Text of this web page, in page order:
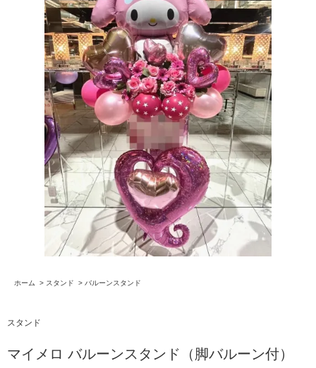
ホーム > スタンド > バルーンスタンド
スタンド
マイメロ バルーンスタンド（脚バルーン付）